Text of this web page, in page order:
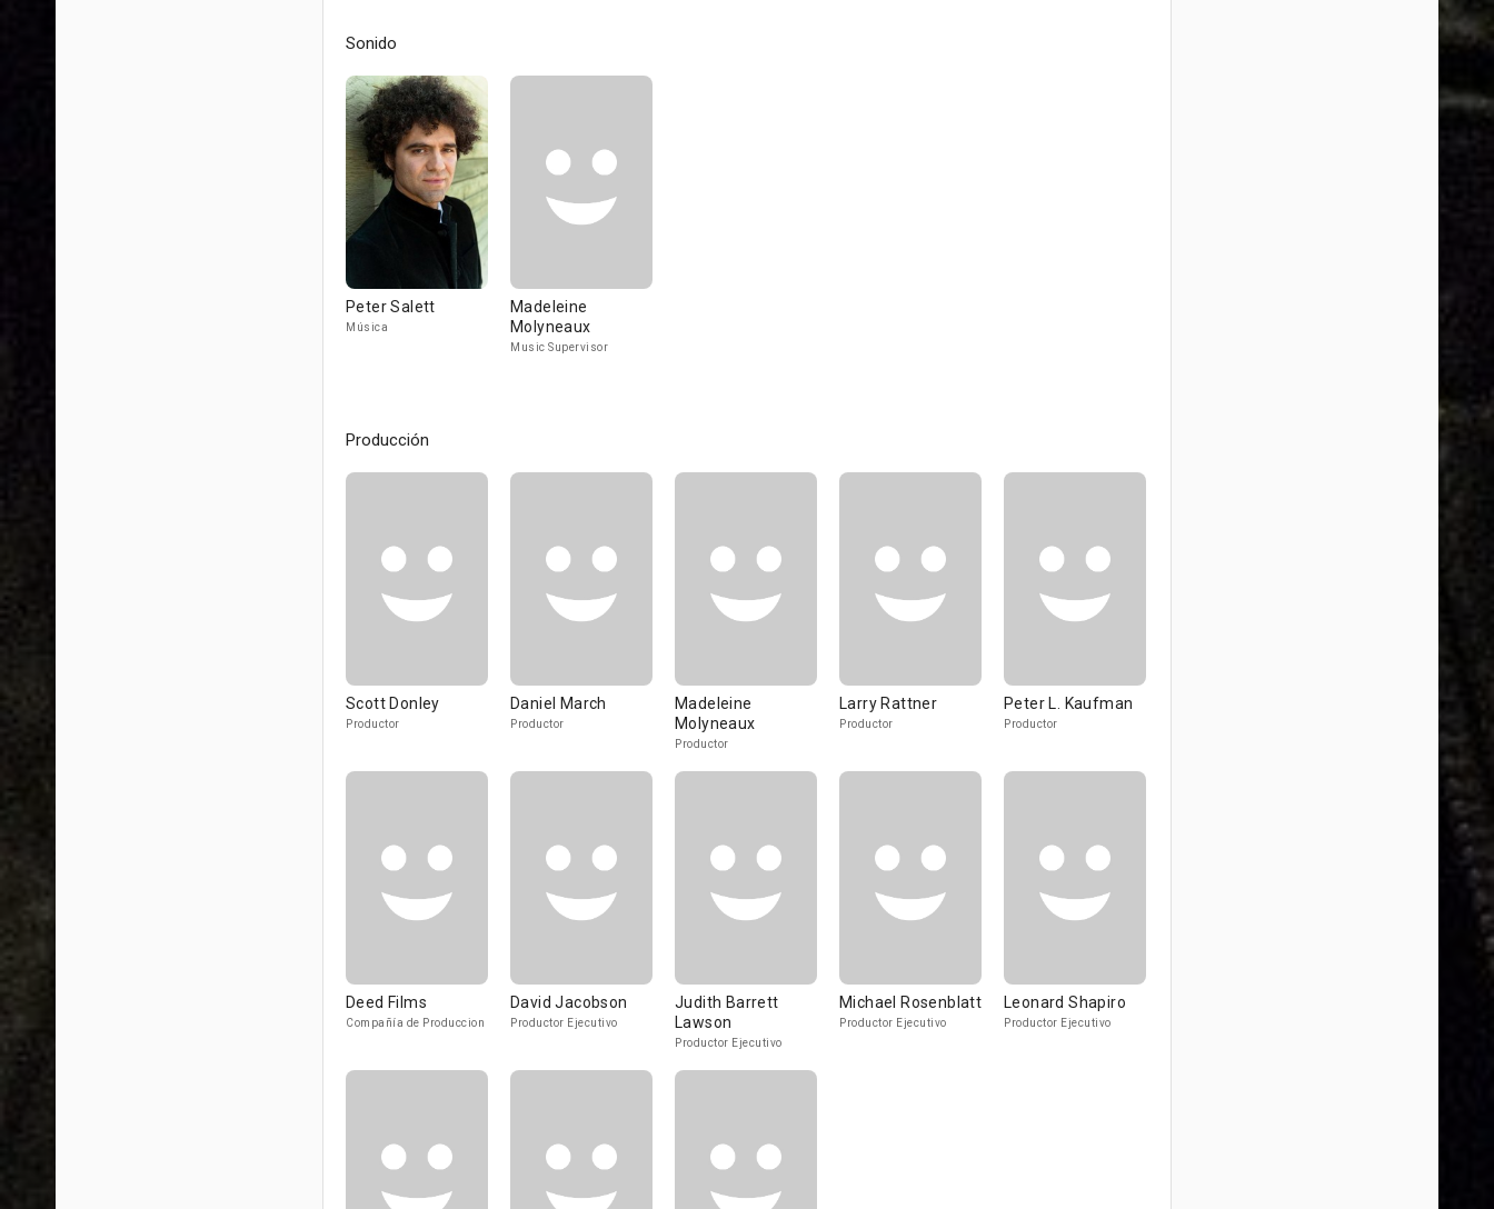
Sonido
Peter Salett
Música
Madeleine
Molyneaux
Music Supervisor
Producción
Scott Donley
Productor
Daniel March
Productor
Madeleine
Molyneaux
Productor
Larry Rattner
Productor
Peter L. Kaufman
Productor
Deed Films
Compañía de Produccion
David Jacobson
Productor Ejecutivo
Judith Barrett
Lawson
Productor Ejecutivo
Michael Rosenblatt
Productor Ejecutivo
Leonard Shapiro
Productor Ejecutivo